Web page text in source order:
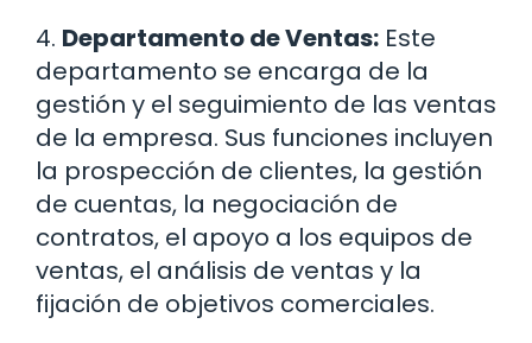
4. Departamento de Ventas: Este
departamento se encarga de la
gestión y el seguimiento de las ventas
de la empresa. Sus funciones incluyen
la prospección de clientes, la gestión
de cuentas, la negociación de
contratos, el apoyo a los equipos de
ventas, el análisis de ventas y la
fijación de objetivos comerciales.